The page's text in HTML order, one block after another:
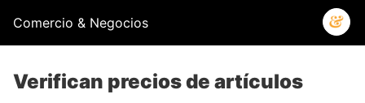
Comercio & Negocios
Verifican precios de artículos